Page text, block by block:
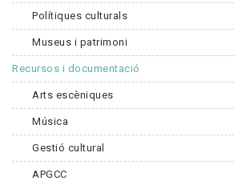
Polítiques culturals
Museus i patrimoni
Recursos i documentació
Arts escèniques
Música
Gestió cultural
APGCC